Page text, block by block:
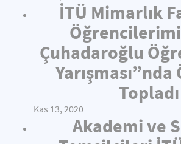
İTÜ Mimarlık
Çuhadaroğlu
Topladı
Kas 13, 2020
Akademi ve